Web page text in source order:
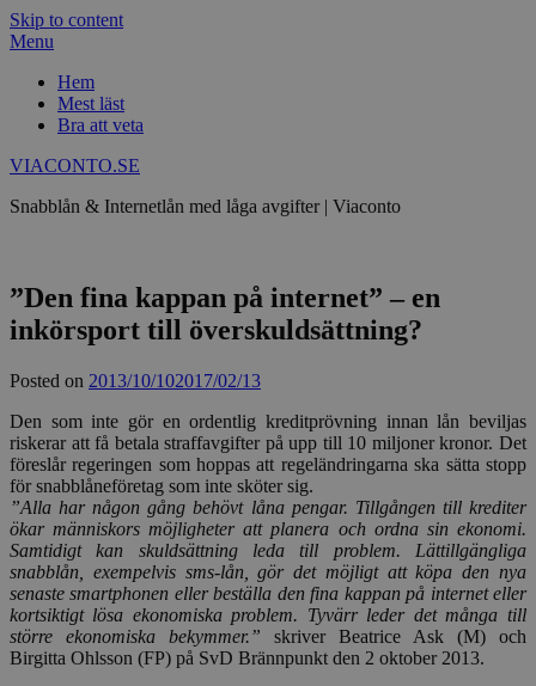
Skip to content
Menu
Hem
Mest läst
Bra att veta
VIACONTO.SE
Snabblån & Internetlån med låga avgifter | Viaconto
”Den fina kappan på internet” – en
inkörsport till överskuldsättning?
Posted on 2013/10/102017/02/13
Den som inte gör en ordentlig kreditprövning innan lån beviljas
riskerar att få betala straffavgifter på upp till 10 miljoner kronor. Det
föreslår regeringen som hoppas att regeländringarna ska sätta stopp
för snabblåneföretag som inte sköter sig.
”Alla har någon gång behövt låna pengar. Tillgången till krediter
ökar människors möjligheter att planera och ordna sin ekonomi.
Samtidigt kan skuldsättning leda till problem. Lättillgängliga
snabblån, exempelvis sms-lån, gör det möjligt att köpa den nya
senaste smartphonen eller beställa den fina kappan på internet eller
kortsiktigt lösa ekonomiska problem. Tyvärr leder det många till
större ekonomiska bekymmer.” skriver Beatrice Ask (M) och
Birgitta Ohlsson (FP) på SvD Brännpunkt den 2 oktober 2013.